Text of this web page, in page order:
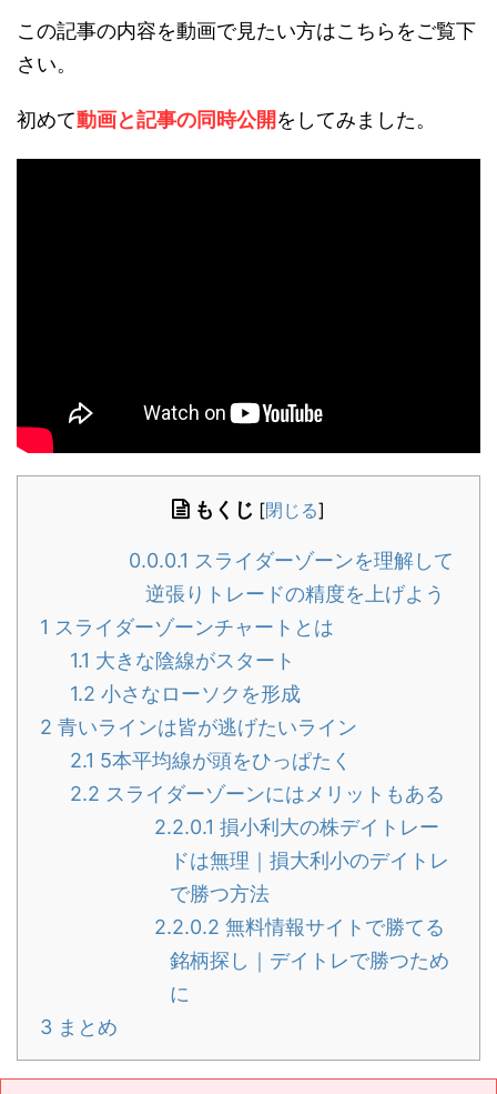
この記事の内容を動画で見たい方はこちらをご覧下
さい。
初めて動画と記事の同時公開をしてみました。
もくじ [閉じる]
0.0.0.1 スライダーゾーンを理解して
逆張りトレードの精度を上げよう
1 スライダーゾーンチャートとは
1.1 大きな陰線がスタート
1.2 小さなローソクを形成
2 青いラインは皆が逃げたいライン
2.1 5本平均線が頭をひっぱたく
2.2 スライダーゾーンにはメリットもある
2.2.0.1 損小利大の株デイトレー
ドは無理｜損大利小のデイトレ
で勝つ方法
2.2.0.2 無料情報サイトで勝てる
銘柄探し｜デイトレで勝つため
に
3 まとめ